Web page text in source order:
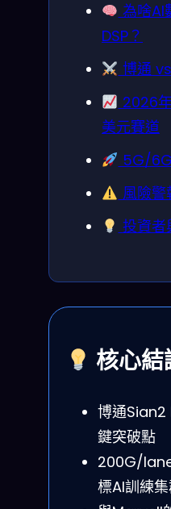
為啥
DSP？
博通
2026
美元賽道
5G/
風險警
投資者
核心結
博通Sian2
鍵突破點
200G/
標AI訓練